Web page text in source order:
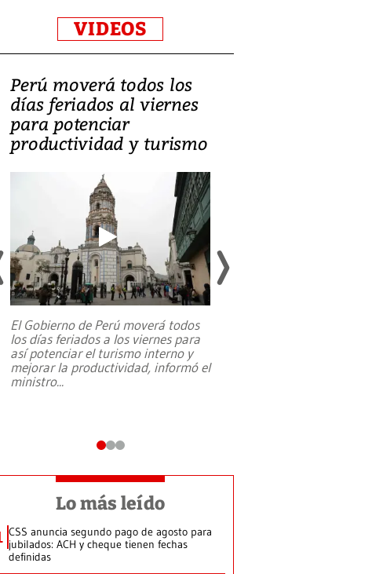
VIDEOS
Perú moverá todos los
días feriados al viernes
para potenciar
productividad y turismo
El Gobierno de Perú moverá todos
los días feriados a los viernes para
así potenciar el turismo interno y
mejorar la productividad, informó el
ministro...
Lo más leído
CSS anuncia segundo pago de agosto para
jubilados: ACH y cheque tienen fechas
definidas